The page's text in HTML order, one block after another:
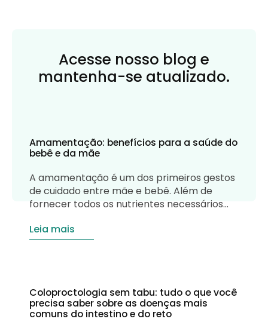
Acesse nosso blog e
mantenha-se atualizado.
Amamentação: benefícios para a saúde do
bebê e da mãe
A amamentação é um dos primeiros gestos
de cuidado entre mãe e bebê. Além de
fornecer todos os nutrientes necessários
primeiros meses de vida, ela também traz
benefícios importantes para a saúde
exclusivo…
Leia mais
Coloproctologia sem tabu: tudo o que você
precisa saber sobre as doenças mais
comuns do intestino e do reto